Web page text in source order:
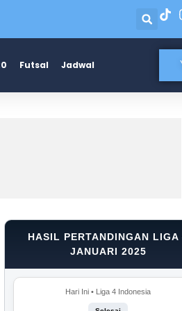
Futsal Jadwal
HASIL PERTANDINGAN LIGA
JANUARI 2025
Hari Ini • Liga 4 Indonesia